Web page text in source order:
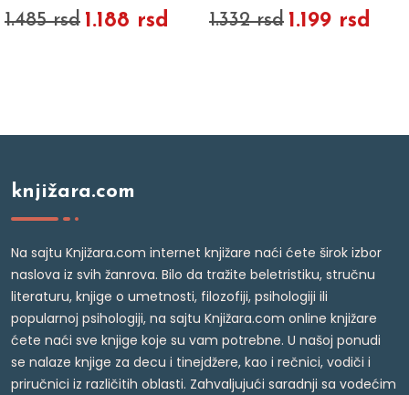
1.485 rsd 1.188 rsd 1.332 rsd 1.199 rsd
knjižara.com
Na sajtu Knjižara.com internet knjižare naći ćete širok izbor
naslova iz svih žanrova. Bilo da tražite beletristiku, stručnu
literaturu, knjige o umetnosti, filozofiji, psihologiji ili
popularnoj psihologiji, na sajtu Knjižara.com online knjižare
ćete naći sve knjige koje su vam potrebne. U našoj ponudi
se nalaze knjige za decu i tinejdžere, kao i rečnici, vodiči i
priručnici iz različitih oblasti. Zahvaljujući saradnji sa vodećim